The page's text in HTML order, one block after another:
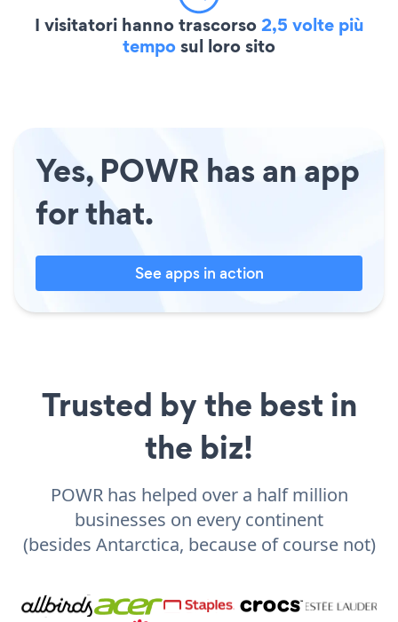
I visitatori hanno trascorso2,5 volte più
temposul loro sito
Yes, POWR has an app
for that.
See apps in action
Trusted by the best in
the biz!
POWR has helped over a half million
businesses on every continent
(besides Antarctica, because of course not)